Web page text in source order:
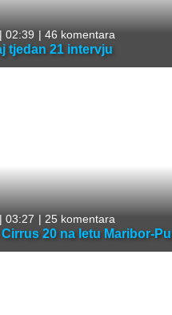
| 02:39 | 46 komentara
tjedan 21 intervju
| 03:27 | 25 komentara
20 na letu Maribor-